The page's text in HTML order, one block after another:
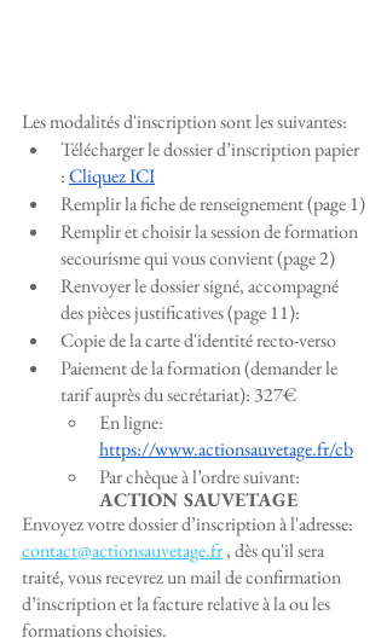
Les modalités d'inscription sont les suivantes:
Télécharger le dossier d’inscription papier
: Cliquez ICI
Remplir la fiche de renseignement (page 1)
Remplir et choisir la session de formation
secourisme qui vous convient (page 2)
Renvoyer le dossier signé, accompagné
des pièces justificatives (page 11):
Copie de la carte d'identité recto-verso
Paiement de la formation (demander le
tarif auprès du secrétariat): 327€
En ligne:
https://www.actionsauvetage.fr/cb
Par chèque à l’ordre suivant:
ACTION SAUVETAGE
Envoyez votre dossier d’inscription à l'adresse:
contact@actionsauvetage.fr , dès qu'il sera
traité, vous recevrez un mail de confirmation
d’inscription et la facture relative à la ou les
formations choisies.